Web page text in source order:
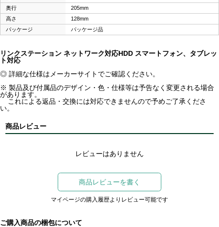
奥行
205mm
高さ
128mm
パッケージ
パッケージ品
リンクステーション ネットワーク対応HDD スマートフォン、タブレッ
ト対応
◎ 詳細な仕様はメーカーサイトでご確認ください。
※ 製品及び付属品のデザイン・色・仕様等は予告なく変更される場合
があります。
これによる返品・交換には対応できませんので予めご了承くださ
い。
商品レビュー
レビューはありません
商品レビューを書く
マイページの購入履歴よりレビュー可能です
ご購入商品の梱包について